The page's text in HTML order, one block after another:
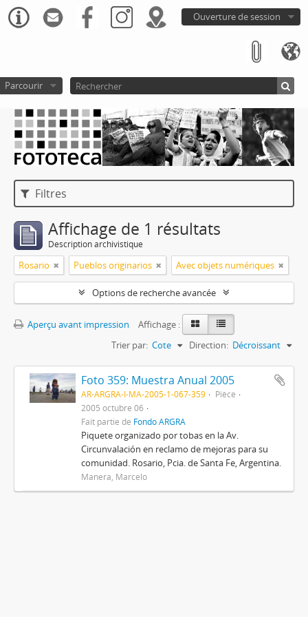
Ouverture de session
Parcourir
Filtres
Affichage de 1 résultats
Description archivistique
Rosario Pueblos originarios Avec objets numériques
Options de recherche avancée
Aperçu avant impression
Affichage :
Trier par: Cote Direction: Décroissant
Foto 359: Muestra Anual 2005
AR-ARGRA-I-MA-2005-1-067-359
Pièce
2005 octubre 06
Fait partie de Fondo ARGRA
Piquete organizado por tobas en la Av.
Circunvalación en reclamo de mejoras para su
comunidad. Rosario, Pcia. de Santa Fe, Argentina.
Manera, Marcelo